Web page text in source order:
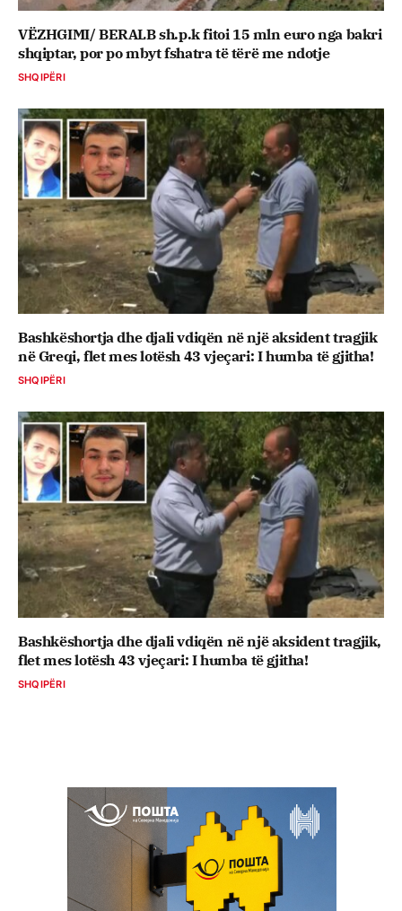
VËZHGIMI/ BERALB sh.p.k fitoi 15 mln euro nga bakri
shqiptar, por po mbyt fshatra të tërë me ndotje
SHQIPËRI
Bashkëshortja dhe djali vdiqën në një aksident tragjik
në Greqi, flet mes lotësh 43 vjeçari: I humba të gjitha!
SHQIPËRI
Bashkëshortja dhe djali vdiqën në një aksident tragjik,
flet mes lotësh 43 vjeçari: I humba të gjitha!
SHQIPËRI